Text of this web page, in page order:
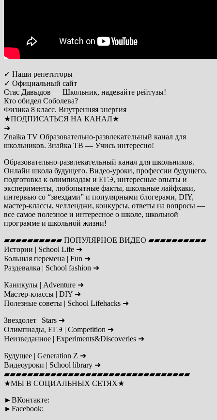
✓ Наши репетиторы
✓ Официальный сайт
Стас Давыдов — Школьник, надевайте рейтузы!
Кто обидел Соболева?
Физика 8 класс. Внутренняя энергия
★ПОДПИСАТЬСЯ НА КАНАЛ★
➜
Znaika TV Образовательно-развлекательный канал для
школьников. Знайка ТВ — Учись интересно!
Образовательно-развлекательный канал для школьников.
Онлайн школа будущего. Видео-уроки, профессии будущего,
подготовка к олимпиадам и ЕГЭ, интересные опыты и
эксперименты, любопытные факты, школьные лайфхаки,
интервью со “звездами” и популярными блогерами, DIY,
мастер-классы, челленджи, конкурсы, ответы на вопросы —
все самое полезное и интересное о школе, школьной
программе и школьной жизни!
▰▰▰▰▰▰▰▰▰▰ ПОПУЛЯРНОЕ ВИДЕО ▰▰▰▰▰▰▰▰▰▰
Истории | School Life ➜
Большая перемена | Fun ➜
Раздевалка | School fashion ➜
Каникулы | Adventure ➜
Мастер-классы | DIY ➜
Полезные советы | School Lifehacks ➜
Звездолет | Stars ➜
Олимпиады, ЕГЭ | Сompetition ➜
Неизведанное | Experiments&Discoveries ➜
Будущее | Generation Z ➜
Видеоуроки | School library ➜
▰▰▰▰▰▰▰▰▰▰▰▰▰▰▰▰▰▰▰▰▰▰▰▰▰▰▰▰▰▰▰▰
★МЫ В СОЦИАЛЬНЫХ СЕТЯХ★
►ВКонтакте:
►Facebook: